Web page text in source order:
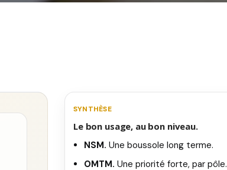
SYNTHÈSE
Le bon usage, au bon niveau.
NSM. Une boussole long terme.
OMTM. Une priorité forte, par pôle.